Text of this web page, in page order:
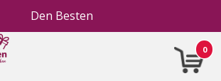
Den Besten
0